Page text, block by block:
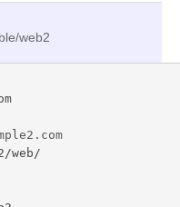
web2